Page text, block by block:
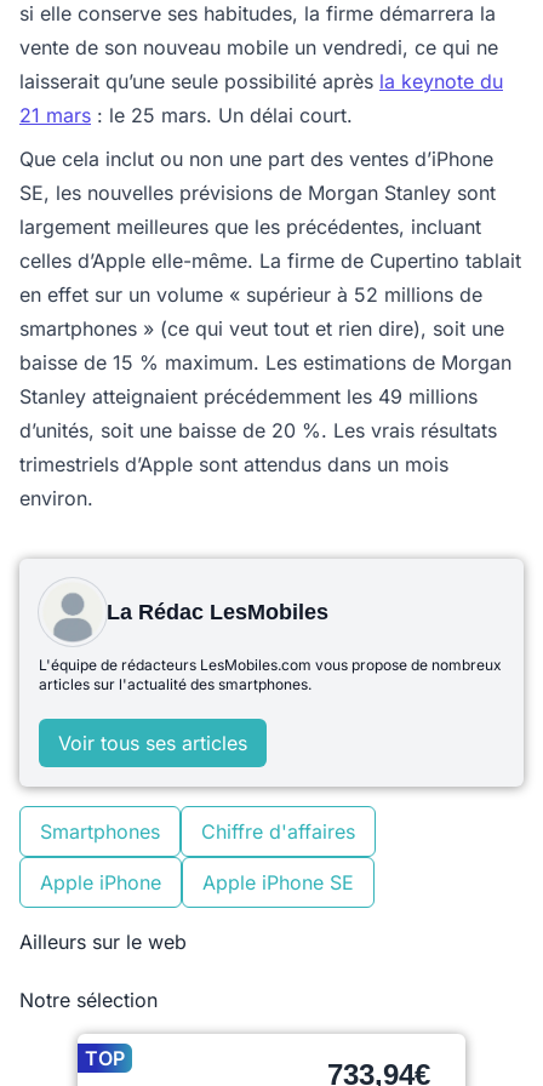
si elle conserve ses habitudes, la firme démarrera la
vente de son nouveau mobile un vendredi, ce qui ne
laisserait qu’une seule possibilité après la keynote du
21 mars : le 25 mars. Un délai court.
Que cela inclut ou non une part des ventes d’iPhone
SE, les nouvelles prévisions de Morgan Stanley sont
largement meilleures que les précédentes, incluant
celles d’Apple elle-même. La firme de Cupertino tablait
en effet sur un volume « supérieur à 52 millions de
smartphones » (ce qui veut tout et rien dire), soit une
baisse de 15 % maximum. Les estimations de Morgan
Stanley atteignaient précédemment les 49 millions
d’unités, soit une baisse de 20 %. Les vrais résultats
trimestriels d’Apple sont attendus dans un mois
environ.
La Rédac LesMobiles
L'équipe de rédacteurs LesMobiles.com vous propose de nombreux
articles sur l'actualité des smartphones.
Voir tous ses articles
Smartphones Chiffre d'affaires
Apple iPhone Apple iPhone SE
Ailleurs sur le web
Notre sélection
TOP
733,94€